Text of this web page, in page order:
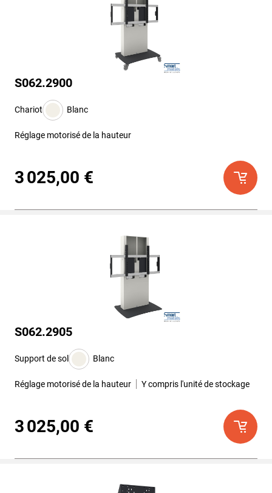
S062.2900
Chariot Blanc
Réglage motorisé de la hauteur
3 025,00 €
S062.2905
Support de sol Blanc
Réglage motorisé de la hauteur Y compris l'unité de stockage
3 025,00 €